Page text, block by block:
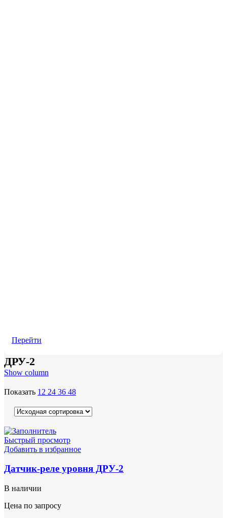
Перейти
ДРУ-2
Show column
Показать 12 24 36 48
Быстрый просмотр
Добавить в избранное
Датчик-реле уровня ДРУ-2
В наличии
Цена по запросу